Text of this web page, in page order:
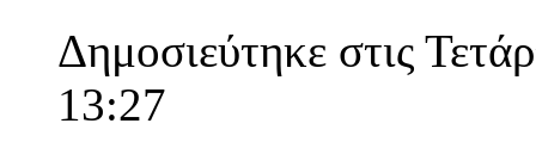
Δημοσιεύτηκε στις
13:27